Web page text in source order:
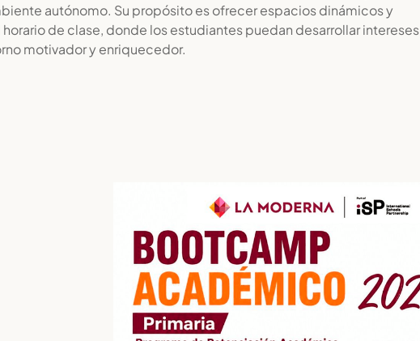
autónomo. Su propósito es ofrecer espacios dinámicos y
de clase, donde los estudiantes puedan desarrollar intereses
motivador y enriquecedor.